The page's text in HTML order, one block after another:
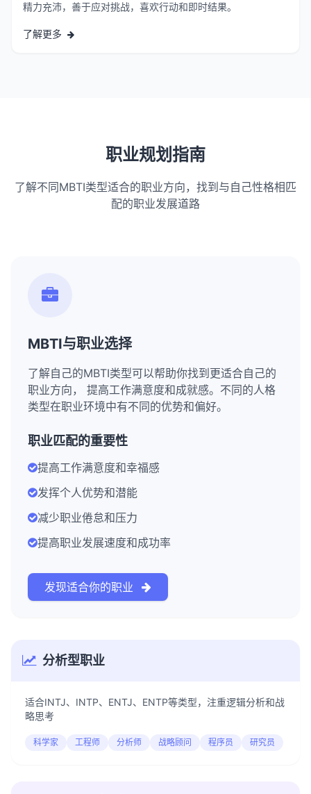
精力充沛，善于应对挑战，喜欢行动和即时结果。
了解更多
职业规划指南
了解不同MBTI类型适合的职业方向，找到与自己性格相匹
配的职业发展道路
MBTI与职业选择
了解自己的MBTI类型可以帮助你找到更适合自己的
职业方向， 提高工作满意度和成就感。不同的人格
类型在职业环境中有不同的优势和偏好。
职业匹配的重要性
提高工作满意度和幸福感
发挥个人优势和潜能
减少职业倦怠和压力
提高职业发展速度和成功率
发现适合你的职业
分析型职业
适合INTJ、INTP、ENTJ、ENTP等类型，注重逻辑分析和战
略思考
科学家 工程师 分析师 战略顾问 程序员 研究员